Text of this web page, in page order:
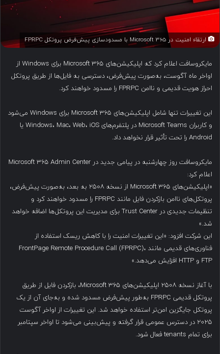
ارتقاء امنیت در Microsoft 365 با مسدودسازی پیش‌فرض پروتکل FPRPC
مایکروسافت اعلام کرد که اپلیکیشن‌های Microsoft 365 برای Windows از
اواخر ماه آگوست، به‌صورت پیش‌فرض، دسترسی به فایل‌ها از طریق پروتکل
احراز هویت قدیمی و ناامن FPRPC را مسدود خواهند کرد.
این تغییرات تنها شامل اپلیکیشن‌های Microsoft 365 برای Windows می‌شود
و کاربران Microsoft Teams در پلتفرم‌های Windows، Mac، Web، iOS یا
Android را تحت تأثیر قرار نخواهد داد.
مایکروسافت روز چهارشنبه در پیامی جدید در Microsoft 365 Admin Center
اعلام کرد:
«اپلیکیشن‌های Microsoft 365 از نسخه ۲۵۰۸ به بعد، به‌صورت پیش‌فرض،
پروتکل‌های ناامن بازکردن فایل مانند FPRPC را مسدود خواهند کرد و
تنظیمات جدیدی در Trust Center برای مدیریت این پروتکل‌ها اضافه خواهد
شد.»
این شرکت افزود: «این تغییرات امنیت را با کاهش ریسک استفاده از
فناوری‌های قدیمی مانند FrontPage Remote Procedure Call (FPRPC)،
FTP و HTTP افزایش می‌دهد.»
با آغاز نسخه ۲۵۰۸ اپلیکیشن‌های Microsoft 365، بازکردن فایل از طریق
پروتکل قدیمی FPRPC به‌طور پیش‌فرض مسدود شده و به‌جای آن از یک
پروتکل جایگزین امن‌تر استفاده خواهد شد. این تغییرات از اواخر آگوست
۲۰۲۵ در دسترس عمومی قرار گرفته و پیش‌بینی می‌شود تا اواخر سپتامبر
برای تمام tenants فعال شود.